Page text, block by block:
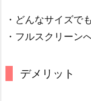
・どんなサイズで
・フルスクリーン
デメリット